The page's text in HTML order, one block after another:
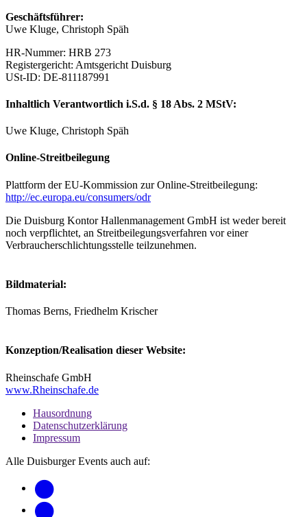
Geschäftsführer:
Uwe Kluge, Christoph Späh
HR-Nummer: HRB 273
Registergericht: Amtsgericht Duisburg
USt-ID: DE-811187991
Inhaltlich Verantwortlich i.S.d. § 18 Abs. 2 MStV:
Uwe Kluge, Christoph Späh
Online-Streitbeilegung
Plattform der EU-Kommission zur Online-Streitbeilegung:
http://ec.europa.eu/consumers/odr
Die Duisburg Kontor Hallenmanagement GmbH ist weder bereit
noch verpflichtet, an Streitbeilegungsverfahren vor einer
Verbraucherschlichtungsstelle teilzunehmen.
Bildmaterial:
Thomas Berns, Friedhelm Krischer
Konzeption/Realisation dieser Website:
Rheinschafe GmbH
www.Rheinschafe.de
Hausordnung
Datenschutzerklärung
Impressum
Alle Duisburger Events auch auf: